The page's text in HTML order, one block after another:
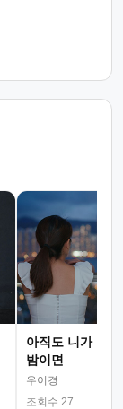
아직도 니가 그
밤이면
우이경
조회수 27